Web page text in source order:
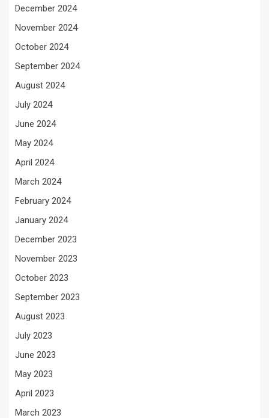
December 2024
November 2024
October 2024
September 2024
August 2024
July 2024
June 2024
May 2024
April 2024
March 2024
February 2024
January 2024
December 2023
November 2023
October 2023
September 2023
August 2023
July 2023
June 2023
May 2023
April 2023
March 2023